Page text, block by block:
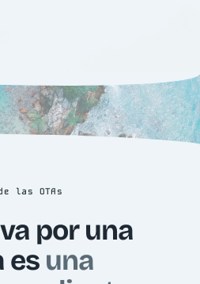
las OTAs
por una
es una